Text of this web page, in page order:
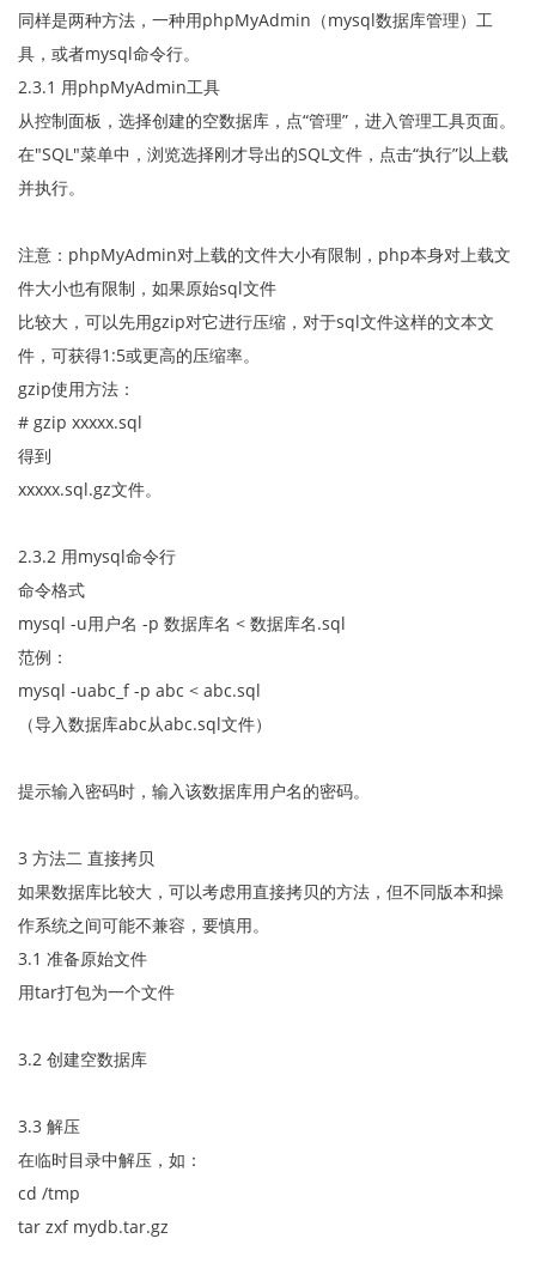
同样是两种方法，一种用phpMyAdmin（mysql数据库管理）工
具，或者mysql命令行。
2.3.1 用phpMyAdmin工具
从控制面板，选择创建的空数据库，点“管理”，进入管理工具页面。
在"SQL"菜单中，浏览选择刚才导出的SQL文件，点击“执行”以上载
并执行。
注意：phpMyAdmin对上载的文件大小有限制，php本身对上载文
件大小也有限制，如果原始sql文件
比较大，可以先用gzip对它进行压缩，对于sql文件这样的文本文
件，可获得1:5或更高的压缩率。
gzip使用方法：
# gzip xxxxx.sql
得到
xxxxx.sql.gz文件。
2.3.2 用mysql命令行
命令格式
mysql -u用户名 -p 数据库名 < 数据库名.sql
范例：
mysql -uabc_f -p abc < abc.sql
（导入数据库abc从abc.sql文件）
提示输入密码时，输入该数据库用户名的密码。
3 方法二 直接拷贝
如果数据库比较大，可以考虑用直接拷贝的方法，但不同版本和操
作系统之间可能不兼容，要慎用。
3.1 准备原始文件
用tar打包为一个文件
3.2 创建空数据库
3.3 解压
在临时目录中解压，如：
cd /tmp
tar zxf mydb.tar.gz